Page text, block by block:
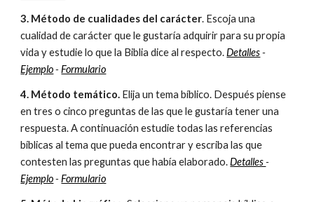
3. Método de cualidades del carácter. Escoja una
cualidad de carácter que le gustaría adquirir para su propia
vida y estudie lo que la Biblia dice al respecto. Detalles-
Ejemplo-Formulario
4. Método temático. Elija un tema bíblico. Después piense
en tres o cinco preguntas de las que le gustaría tener una
respuesta. A continuación estudie todas las referencias
bíblicas al tema que pueda encontrar y escriba las que
contesten las preguntas que había elaborado.Detalles-
Ejemplo-Formulario